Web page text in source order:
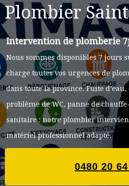
Plombier
Intervention de plomberie
Nous sommes disponibles 7 jours
charge toutes vos urgences de
dans toute la province. Fuite
problème de WC, panne de
sanitaire : notre plombier
matériel professionnel adapté.
0480 20